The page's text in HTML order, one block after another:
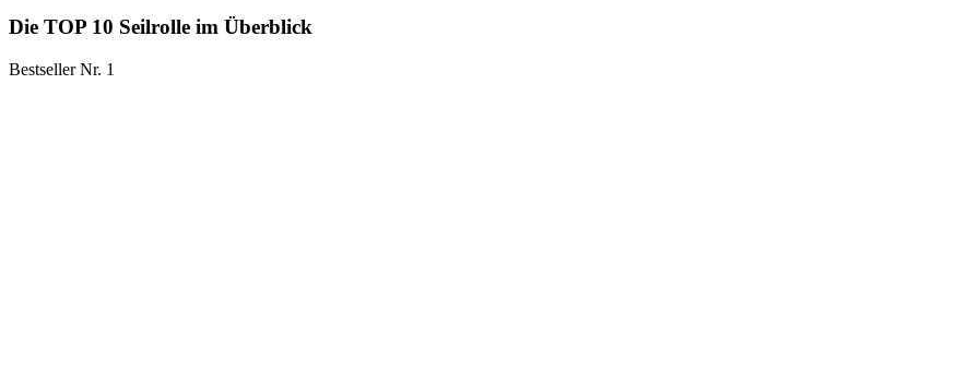
Die TOP 10 Seilrolle im Überblick
Bestseller Nr. 1